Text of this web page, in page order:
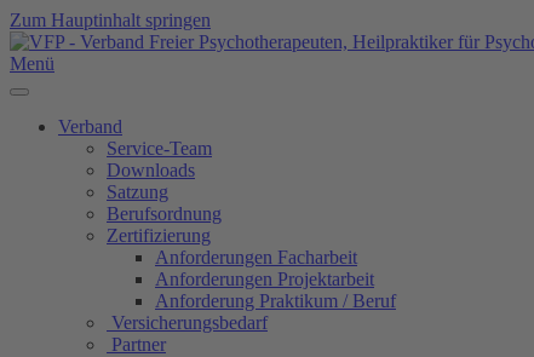
Zum Hauptinhalt springen
Menü
Verband
Service-Team
Downloads
Satzung
Berufsordnung
Zertifizierung
Anforderungen Facharbeit
Anforderungen Projektarbeit
Anforderung Praktikum / Beruf
Versicherungsbedarf
Partner